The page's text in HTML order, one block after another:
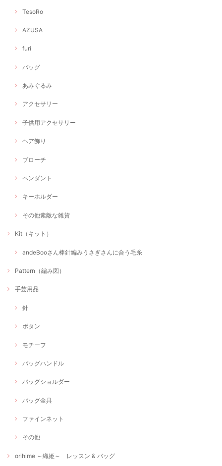
TesoRo
AZUSA
furi
バッグ
あみぐるみ
アクセサリー
子供用アクセサリー
ヘア飾り
ブローチ
ペンダント
キーホルダー
その他素敵な雑貨
Kit（キット）
andeBooさん棒針編みうさぎさんに合う毛糸
Pattern（編み図）
手芸用品
針
ボタン
モチーフ
バッグハンドル
バッグショルダー
バッグ金具
ファインネット
その他
orihime ～織姫～ レッスン & バッグ